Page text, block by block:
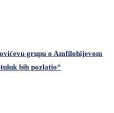
grupu o Amfilohijevom
bih pozlatio“